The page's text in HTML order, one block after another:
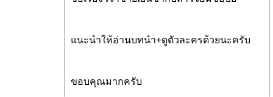
แนะนำให้อ่านบทนำ+ดูตัวละครด้วยนะครับ
ขอบคุณมากครับ